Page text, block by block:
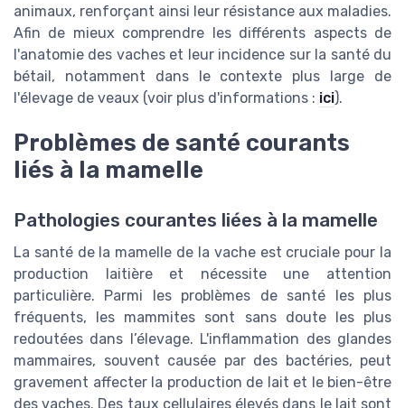
animaux, renforçant ainsi leur résistance aux maladies.
Afin de mieux comprendre les différents aspects de
l'anatomie des vaches et leur incidence sur la santé du
bétail, notamment dans le contexte plus large de
l'élevage de veaux (voir plus d'informations : ici).
Problèmes de santé courants
liés à la mamelle
Pathologies courantes liées à la mamelle
La santé de la mamelle de la vache est cruciale pour la
production laitière et nécessite une attention
particulière. Parmi les problèmes de santé les plus
fréquents, les mammites sont sans doute les plus
redoutées dans l’élevage. L'inflammation des glandes
mammaires, souvent causée par des bactéries, peut
gravement affecter la production de lait et le bien-être
des vaches. Des taux cellulaires élevés dans le lait sont